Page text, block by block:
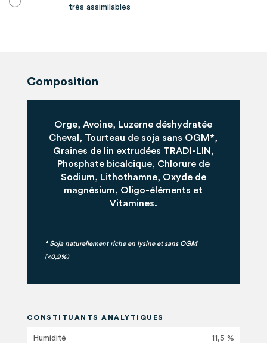
très assimilables
Composition
Orge, Avoine, Luzerne déshydratée
Cheval, Tourteau de soja sans OGM*,
Graines de lin extrudées TRADI-LIN,
Phosphate bicalcique, Chlorure de
Sodium, Lithothamne, Oxyde de
magnésium, Oligo-éléments et
Vitamines.
* Soja naturellement riche en lysine et sans OGM
(<0,9%)
CONSTITUANTS ANALYTIQUES
Humidité 11,5 %